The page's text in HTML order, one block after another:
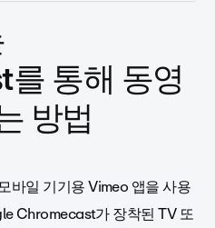
통해 동영
방법
바일 기기용 Vimeo 앱을 사용
Chromecast가 장착된 TV 또